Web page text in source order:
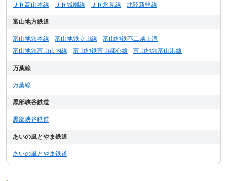
ＪＲ高山本線 ＪＲ城端線 ＪＲ氷見線 北陸新幹線
富山地方鉄道
富山地鉄本線 富山地鉄立山線
富山地鉄不二越上滝
富山地鉄富山市内線
富山地鉄富山都心線 富山地鉄富山港線
万葉線
万葉線
黒部峡谷鉄道
黒部峡谷鉄道
あいの風とやま鉄道
あいの風とやま鉄道